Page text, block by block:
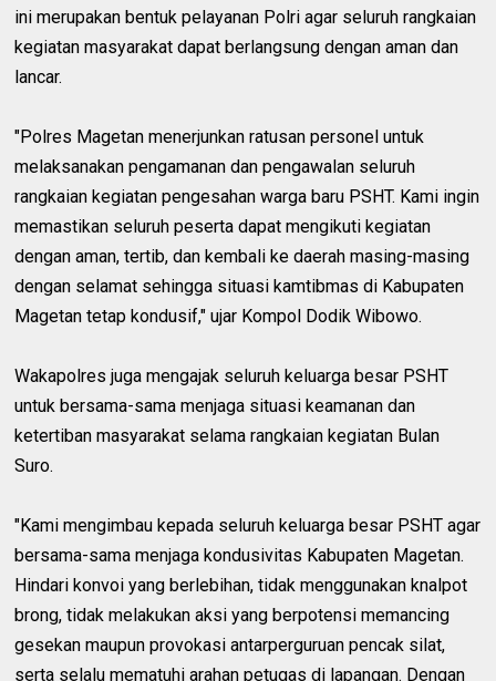
ini merupakan bentuk pelayanan Polri agar seluruh rangkaian
kegiatan masyarakat dapat berlangsung dengan aman dan
lancar.
"Polres Magetan menerjunkan ratusan personel untuk
melaksanakan pengamanan dan pengawalan seluruh
rangkaian kegiatan pengesahan warga baru PSHT. Kami ingin
memastikan seluruh peserta dapat mengikuti kegiatan
dengan aman, tertib, dan kembali ke daerah masing-masing
dengan selamat sehingga situasi kamtibmas di Kabupaten
Magetan tetap kondusif," ujar Kompol Dodik Wibowo.
Wakapolres juga mengajak seluruh keluarga besar PSHT
untuk bersama-sama menjaga situasi keamanan dan
ketertiban masyarakat selama rangkaian kegiatan Bulan
Suro.
"Kami mengimbau kepada seluruh keluarga besar PSHT agar
bersama-sama menjaga kondusivitas Kabupaten Magetan.
Hindari konvoi yang berlebihan, tidak menggunakan knalpot
brong, tidak melakukan aksi yang berpotensi memancing
gesekan maupun provokasi antarperguruan pencak silat,
serta selalu mematuhi arahan petugas di lapangan. Dengan